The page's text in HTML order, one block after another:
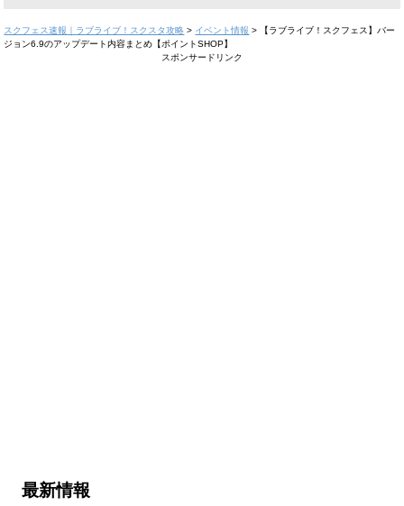
スクフェス速報｜ラブライブ！スクスタ攻略 > イベント情報 >
【ラブライブ！スクフェス】バー
ジョン6.9のアップデート内容まとめ【ポイントSHOP】
スポンサードリンク
最新情報